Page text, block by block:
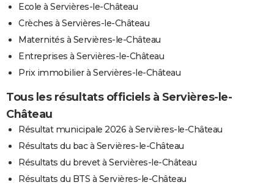
Ecole à Servières-le-Château
Crèches à Servières-le-Château
Maternités à Servières-le-Château
Entreprises à Servières-le-Château
Prix immobilier à Servières-le-Château
Tous les résultats officiels à Servières-le-
Château
Résultat municipale 2026 à Servières-le-Château
Résultats du bac à Servières-le-Château
Résultats du brevet à Servières-le-Château
Résultats du BTS à Servières-le-Château